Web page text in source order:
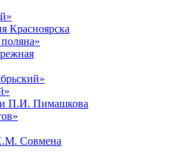
Красноярска
П.И. Пимашкова
Совмена